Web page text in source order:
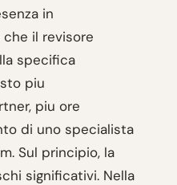
in
il revisore
specifica
piu
piu ore
di uno specialista
Sul principio, la
significativi. Nella